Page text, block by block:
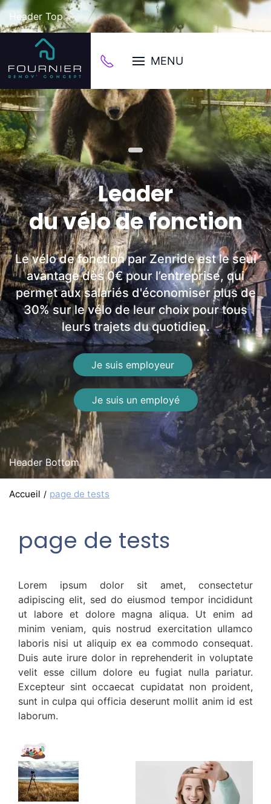
Header Top
Leader
du vélo de fonction
Le vélo de fonction par Zenride est le seul
avantage dès 0€ pour l’entreprise, qui
permet aux salariés d'économiser plus de
30% sur le vélo de leur choix pour tous
leurs trajets du quotidien.
Je suis employeur
Je suis un employé
Header Bottom
MENU
Accueil page de tests
page de tests
Lorem ipsum dolor sit amet, consectetur
adipiscing elit, sed do eiusmod tempor incididunt
ut labore et dolore magna aliqua. Ut enim ad
minim veniam, quis nostrud exercitation ullamco
laboris nisi ut aliquip ex ea commodo consequat.
Duis aute irure dolor in reprehenderit in voluptate
velit esse cillum dolore eu fugiat nulla pariatur.
Excepteur sint occaecat cupidatat non proident,
sunt in culpa qui officia deserunt mollit anim id est
laborum.